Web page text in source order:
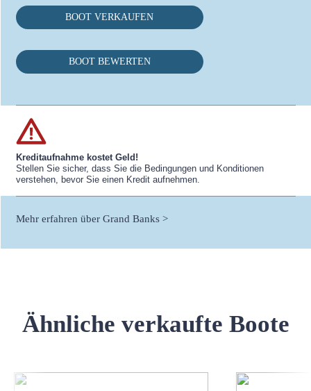
BOOT VERKAUFEN
BOOT BEWERTEN
Kreditaufnahme kostet Geld!
Stellen Sie sicher, dass Sie die Bedingungen und Konditionen
verstehen, bevor Sie einen Kredit aufnehmen.
Mehr erfahren über Grand Banks >
Ähnliche verkaufte Boote